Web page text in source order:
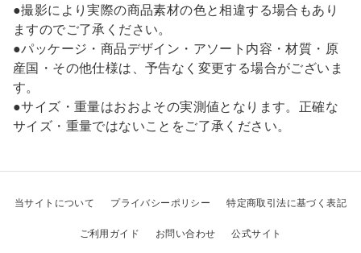
●撮影により実際の商品素材の色と相違する場合もあり
ますのでご了承ください。
●パッケージ・商品デザイン・アソート内容・材質・原
産国・その他仕様は、予告なく変更する場合がございま
す。
●サイズ・重量はおおよその実測値となります。正確な
サイズ・重量ではないことをご了承ください。
当サイトについて プライバシーポリシー 特定商取引法に基づく表記
ご利用ガイド お問い合わせ 公式サイト